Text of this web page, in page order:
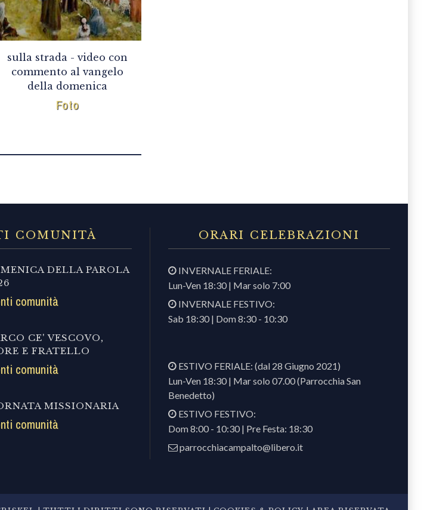
sulla strada - video con
commento al vangelo
della domenica
Foto
COMUNITÀ
DELLA PAROLA
comunità
CE' VESCOVO,
E FRATELLO
comunità
MISSIONARIA
comunità
ORARI CELEBRAZIONI
INVERNALE FERIALE:
Lun-Ven 18:30 | Mar solo 7:00
INVERNALE FESTIVO:
Sab 18:30 | Dom 8:30 - 10:30
ESTIVO FERIALE: (dal 28 Giugno 2021)
Lun-Ven 18:30 | Mar solo 07.00 (Parrocchia San
Benedetto)
ESTIVO FESTIVO:
Dom 8:00 - 10:30 | Pre Festa: 18:30
parrocchiacampalto@libero.it